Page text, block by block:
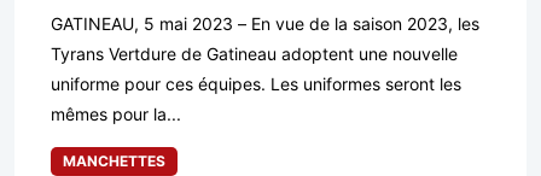
GATINEAU, 5 mai 2023 – En vue de la saison 2023, les
Tyrans Vertdure de Gatineau adoptent une nouvelle
uniforme pour ces équipes. Les uniformes seront les
mêmes pour la...
MANCHETTES